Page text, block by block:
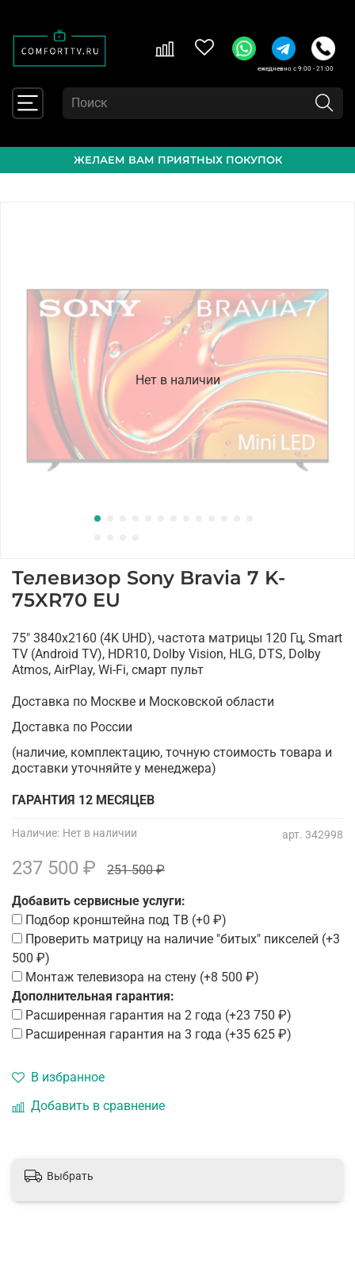
ежедневно с 9:00 - 21:00
ЖЕЛАЕМ ВАМ ПРИЯТНЫХ ПОКУПОК
Нет в наличии
арт. 342998
Наличие: Нет в наличии
Телевизор Sony Bravia 7 K-
75XR70 EU
237 500 ₽ 251 500 ₽
В избранное
Добавить в сравнение
Дополнительная гарантия:
Расширенная гарантия на 2 года (+23 750 ₽)
Расширенная гарантия на 3 года (+35 625 ₽)
Добавить сервисные услуги:
Подбор кронштейна под ТВ (+0 ₽)
Проверить матрицу на наличие "битых" пикселей (+3
500 ₽)
Монтаж телевизора на стену (+8 500 ₽)
75" 3840x2160 (4K UHD), частота матрицы 120 Гц, Smart
TV (Android TV), HDR10, Dolby Vision, HLG, DTS, Dolby
Atmos, AirPlay, Wi-Fi, смарт пульт
Доставка по Москве и Московской области
Доставка по России
(наличие, комплектацию, точную стоимость товара и
доставки уточняйте у менеджера)
ГАРАНТИЯ 12 МЕСЯЦЕВ
Выбрать